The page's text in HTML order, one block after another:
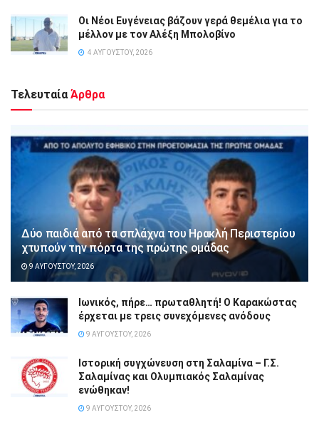
Οι Νέοι Ευγένειας βάζουν γερά θεμέλια για το
μέλλον με τον Αλέξη Μπολοβίνο
4 ΑΥΓΟΎΣΤΟΥ, 2026
Τελευταία Άρθρα
Δύο παιδιά από τα σπλάχνα του Ηρακλή Περιστερίου
χτυπούν την πόρτα της πρώτης ομάδας
9 ΑΥΓΟΎΣΤΟΥ, 2026
Ιωνικός, πήρε… πρωταθλητή! Ο Καρακώστας
έρχεται με τρεις συνεχόμενες ανόδους
9 ΑΥΓΟΎΣΤΟΥ, 2026
Ιστορική συγχώνευση στη Σαλαμίνα – Γ.Σ.
Σαλαμίνας και Ολυμπιακός Σαλαμίνας
ενώθηκαν!
9 ΑΥΓΟΎΣΤΟΥ, 2026